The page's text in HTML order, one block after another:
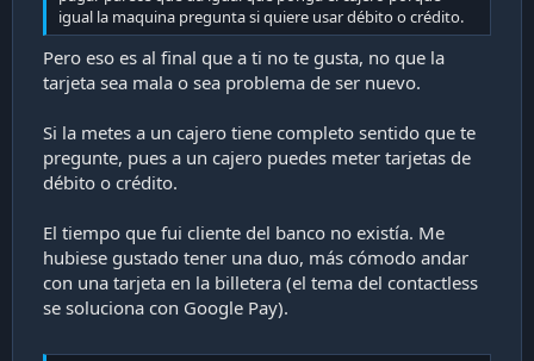
igual la maquina pregunta si quiere usar débito o crédito.
Pero eso es al final que a ti no te gusta, no que la
tarjeta sea mala o sea problema de ser nuevo.
Si la metes a un cajero tiene completo sentido que te
pregunte, pues a un cajero puedes meter tarjetas de
débito o crédito.
El tiempo que fui cliente del banco no existía. Me
hubiese gustado tener una duo, más cómodo andar
con una tarjeta en la billetera (el tema del contactless
se soluciona con Google Pay).